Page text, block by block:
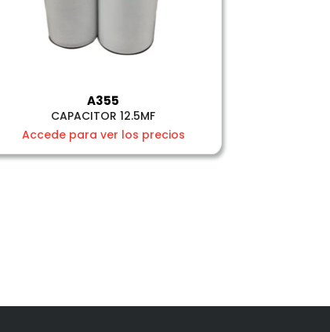
A355
CAPACITOR 12.5MF
Accede para ver los precios